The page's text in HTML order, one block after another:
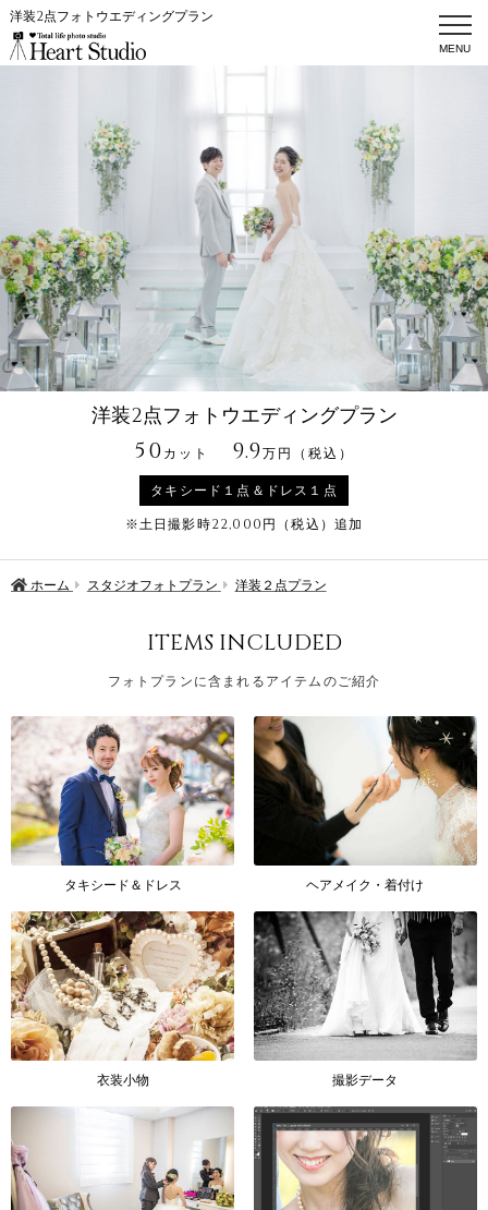
洋装2点フォトウエディングプラン
洋装2点フォトウエディングプラン
50カット 9.9万円（税込）
タキシード１点＆ドレス１点
※土日撮影時22,000円（税込）追加
ホーム スタジオフォトプラン 洋装２点プラン
ITEMS INCLUDED
フォトプランに含まれるアイテムのご紹介
タキシード＆ドレス ヘアメイク・着付け
衣装小物 撮影データ